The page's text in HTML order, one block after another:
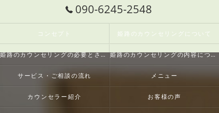
090-6245-2548
コンセプト 姫路のカウンセリングについて
姫路のカウンセリングの必要とされる理由 姫路のカウンセリングの内容について
サービス・ご相談の流れ メニュー
カウンセラー紹介 お客様の声